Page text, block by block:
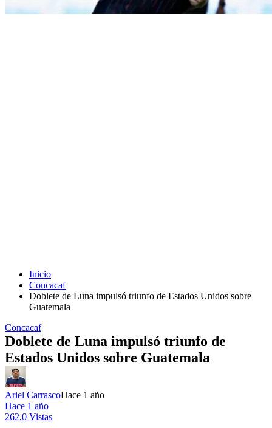
Inicio
Concacaf
Doblete de Luna impulsó triunfo de Estados Unidos sobre
Guatemala
Concacaf
Doblete de Luna impulsó triunfo de
Estados Unidos sobre Guatemala
Ariel CarrascoHace 1 año
Hace 1 año
262,0 Vistas